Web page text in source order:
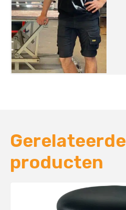
Gerelateerde
producten